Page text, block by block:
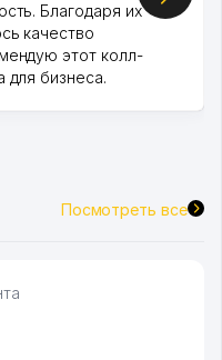
Благодаря их
качество
этот колл-
для бизнеса.
Посмотреть все